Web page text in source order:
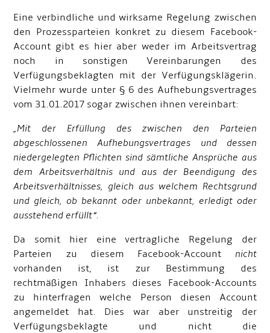
Eine verbindliche und wirksame Regelung zwischen
den Prozessparteien konkret zu diesem Facebook-
Account gibt es hier aber weder im Arbeitsvertrag
noch in sonstigen Vereinbarungen des
Verfügungsbeklagten mit der Verfügungsklägerin.
Vielmehr wurde unter § 6 des Aufhebungsvertrages
vom 31.01.2017 sogar zwischen ihnen vereinbart:
„Mit der Erfüllung des zwischen den Parteien
abgeschlossenen Aufhebungsvertrages und dessen
niedergelegten Pflichten sind sämtliche Ansprüche aus
dem Arbeitsverhältnis und aus der Beendigung des
Arbeitsverhältnisses, gleich aus welchem Rechtsgrund
und gleich, ob bekannt oder unbekannt, erledigt oder
ausstehend erfüllt“.
Da somit hier eine vertragliche Regelung der
Parteien zu diesem Facebook-Account nicht
vorhanden ist, ist zur Bestimmung des
rechtmäßigen Inhabers dieses Facebook-Accounts
zu hinterfragen welche Person diesen Account
angemeldet hat. Dies war aber unstreitig der
Verfügungsbeklagte und nicht die